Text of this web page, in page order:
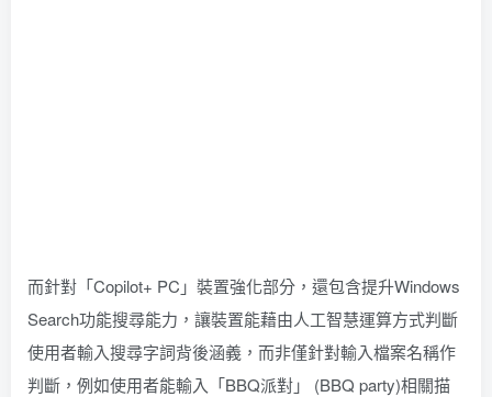
而針對「Copilot+ PC」裝置強化部分，還包含提升Windows
Search功能搜尋能力，讓裝置能藉由人工智慧運算方式判斷
使用者輸入搜尋字詞背後涵義，而非僅針對輸入檔案名稱作
判斷，例如使用者能輸入「BBQ派對」 (BBQ party)相關描